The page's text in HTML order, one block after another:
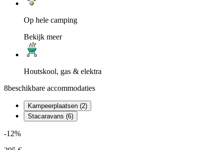
Op hele camping
Bekijk meer
Houtskool, gas & elektra
8beschikbare accommodaties
Kampeerplaatsen (2)
Stacaravans (6)
-12%